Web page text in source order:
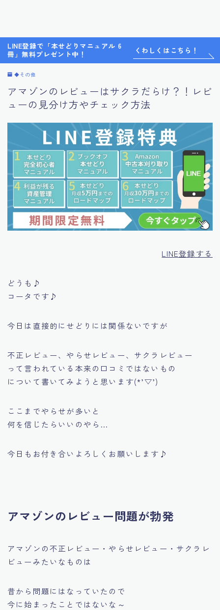
LINE登録で「本せどりマニュアル 6
冊」無料プレゼント中！
くわしくはこちら！
◆その他
アマゾンのレビューはサクラだらけ？！レビ
ューの見分け方やチェック方法
LINE登録する
どうも♪
コータです♪
今日は直接的にせどりには関係ないですが
不正レビュー、やらせレビュー、サクラレビュー
って言われている本来の口コミではないもの
について書いてみようと思います(*’▽’)
ここまでやらせが多いと
何を信じたらいいのやら…
今日もお付き合いよろしくお願いします♪
アマゾンのレビュー問題が勃発
アマゾンの不正レビュー・やらせレビュー・サクラレ
ビューみたいなものは
昔から問題にはなっていたので
今に始まったことではないな～